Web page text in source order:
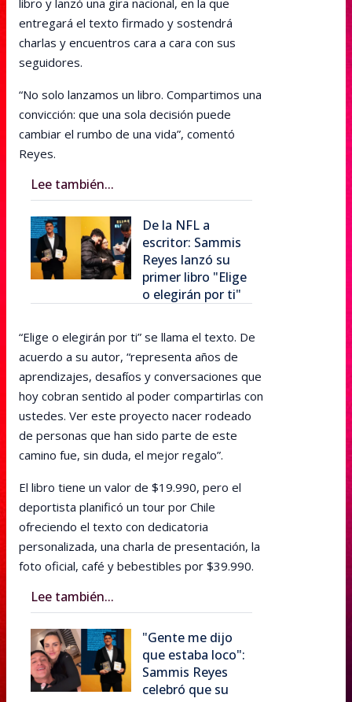
libro y lanzó una gira nacional, en la que
entregará el texto firmado y sostendrá
charlas y encuentros cara a cara con sus
seguidores.
“No solo lanzamos un libro. Compartimos una
convicción: que una sola decisión puede
cambiar el rumbo de una vida”, comentó
Reyes.
Lee también...
De la NFL a
escritor: Sammis
Reyes lanzó su
primer libro "Elige
o elegirán por ti"
“Elige o elegirán por ti” se llama el texto. De
acuerdo a su autor, “representa años de
aprendizajes, desafíos y conversaciones que
hoy cobran sentido al poder compartirlas con
ustedes. Ver este proyecto nacer rodeado
de personas que han sido parte de este
camino fue, sin duda, el mejor regalo”.
El libro tiene un valor de $19.990, pero el
deportista planificó un tour por Chile
ofreciendo el texto con dedicatoria
personalizada, una charla de presentación, la
foto oficial, café y bebestibles por $39.990.
Lee también...
"Gente me dijo
que estaba loco":
Sammis Reyes
celebró que su